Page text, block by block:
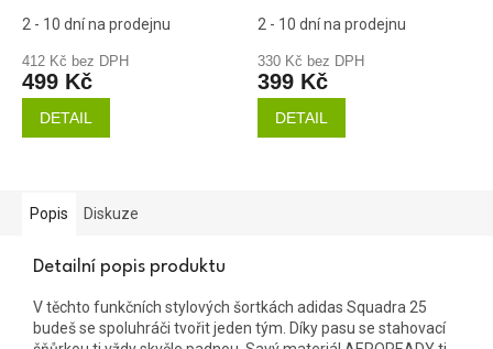
2 - 10 dní na prodejnu
412 Kč bez DPH
499 Kč
DETAIL
2 - 10 dní na prodejnu
330 Kč bez DPH
399 Kč
DETAIL
Popis Diskuze
Detailní popis produktu
V těchto funkčních stylových šortkách adidas Squadra 25
budeš se spoluhráči tvořit jeden tým. Díky pasu se stahovací